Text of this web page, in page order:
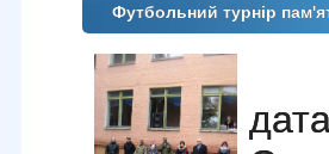
Футбольний турнір